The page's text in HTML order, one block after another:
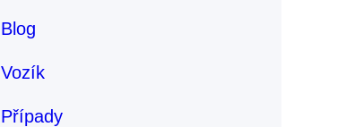
Blog
Vozík
Případy